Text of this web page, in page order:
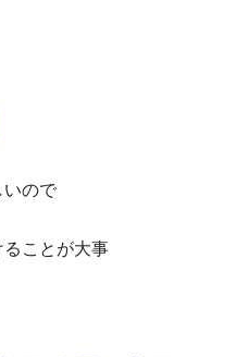
いので
ることが大事